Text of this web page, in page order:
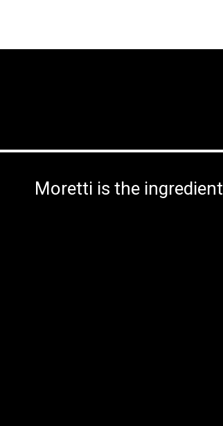
Moretti is the ingredient